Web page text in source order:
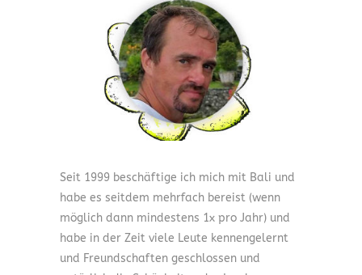
Seit 1999 beschäftige ich mich mit Bali und
habe es seitdem mehrfach bereist (wenn
möglich dann mindestens 1x pro Jahr) und
habe in der Zeit viele Leute kennengelernt
und Freundschaften geschlossen und